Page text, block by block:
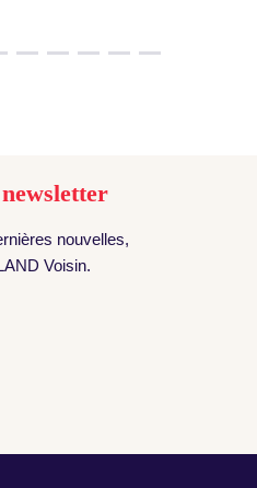
newsletter
nouvelles,
Voisin.